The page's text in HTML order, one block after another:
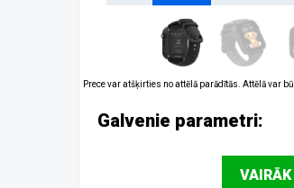
Prece var atšķirties no attēlā parādītās. Attēlā var
Galvenie parametri:
VAIRĀK